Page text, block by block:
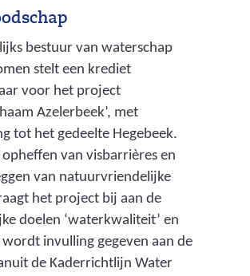
bestuur van waterschap
stelt een krediet
voor het project
Azelerbeek’, met
tot het gedeelte Hegebeek.
van visbarrières en
van natuurvriendelijke
het project bij aan de
doelen ‘waterkwaliteit’ en
invulling gegeven aan de
de Kaderrichtlijn Water